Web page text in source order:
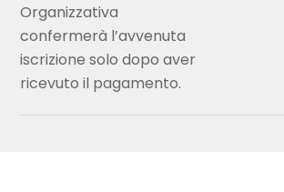
Organizzativa
confermerà l’avvenuta
iscrizione solo dopo aver
ricevuto il pagamento.